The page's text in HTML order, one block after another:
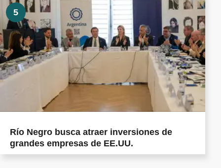
5
Río Negro busca atraer inversiones de
grandes empresas de EE.UU.